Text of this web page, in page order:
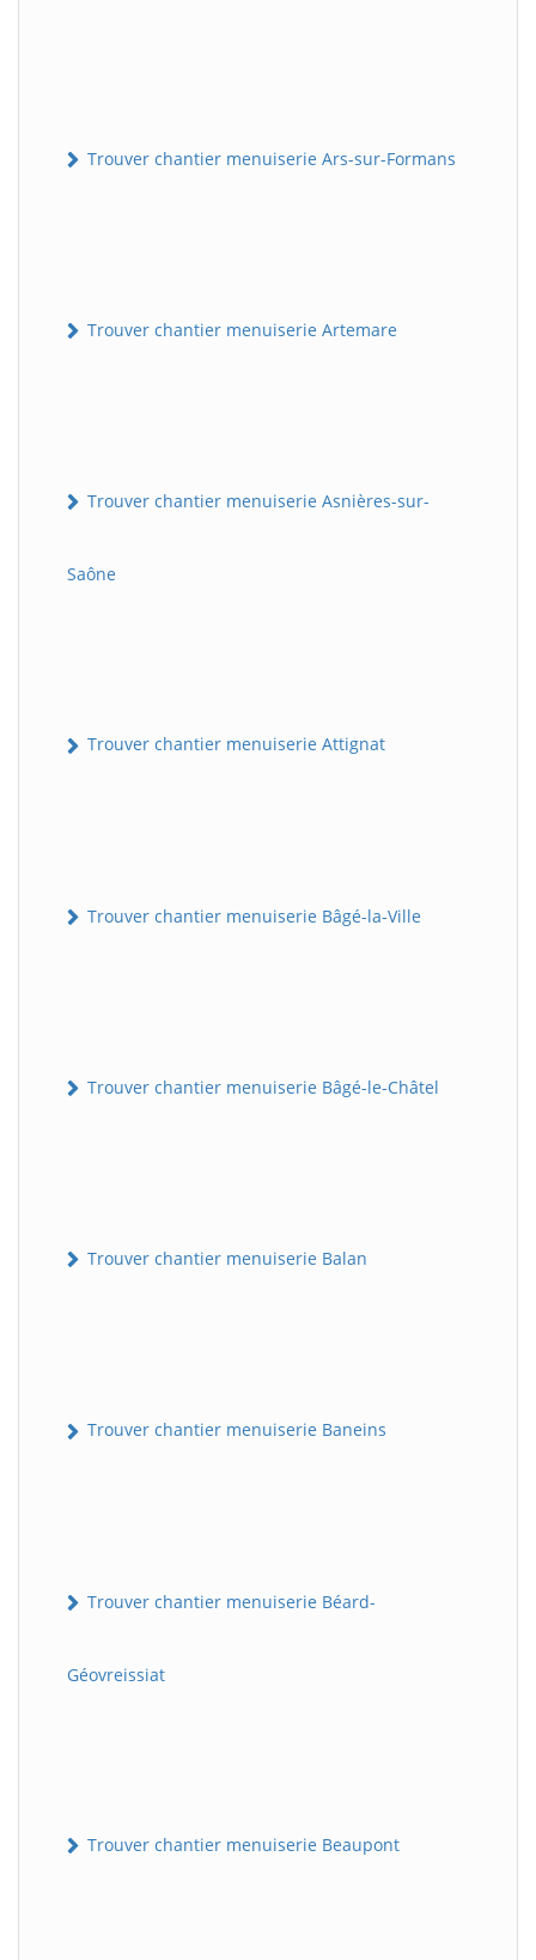
Trouver chantier menuiserie Ars-sur-Formans
Trouver chantier menuiserie Artemare
Trouver chantier menuiserie Asnières-sur-
Saône
Trouver chantier menuiserie Attignat
Trouver chantier menuiserie Bâgé-la-Ville
Trouver chantier menuiserie Bâgé-le-Châtel
Trouver chantier menuiserie Balan
Trouver chantier menuiserie Baneins
Trouver chantier menuiserie Béard-
Géovreissiat
Trouver chantier menuiserie Beaupont